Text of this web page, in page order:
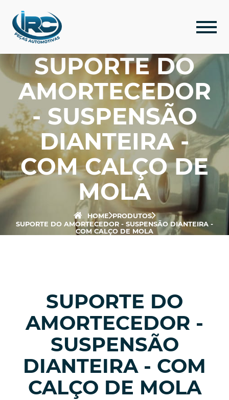
SUPORTE DO
AMORTECEDOR
- SUSPENSÃO
DIANTEIRA -
COM CALÇO DE
MOLA
HOME PRODUTOS
SUPORTE DO AMORTECEDOR - SUSPENSÃO DIANTEIRA -
COM CALÇO DE MOLA
SUPORTE DO
AMORTECEDOR -
SUSPENSÃO
DIANTEIRA - COM
CALÇO DE MOLA